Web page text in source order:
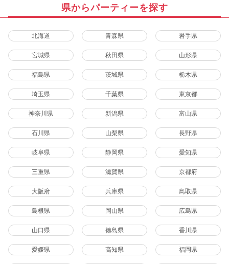
県からパーティーを探す
北海道 青森県 岩手県
宮城県 秋田県 山形県
福島県 茨城県 栃木県
埼玉県 千葉県 東京都
神奈川県 新潟県 富山県
石川県 山梨県 長野県
岐阜県 静岡県 愛知県
三重県 滋賀県 京都府
大阪府 兵庫県 鳥取県
島根県 岡山県 広島県
山口県 徳島県 香川県
愛媛県 高知県 福岡県